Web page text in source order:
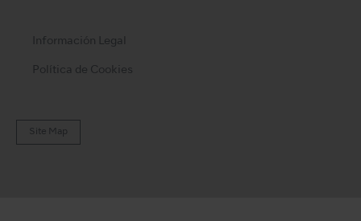
Información Legal
Política de Cookies
Site Map